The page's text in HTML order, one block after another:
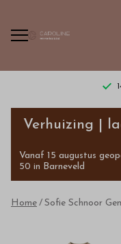
Sofie
Schnoor
Gem
Jas
Verhuizing |
Vanaf 15 augustus
50 in Barneveld
Home Sofie Schnoor